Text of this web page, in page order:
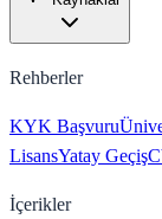
Rehberler
KYK Başvuru
LisansYatay Geçiş
İçerikler